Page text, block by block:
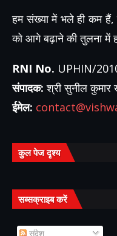
हम संख्या में भले ही कम हैं,
को आगे बढ़ाने की तुलना में
RNI No. UPHIN/
संपादक: श्री सुनील कुमार
ईमेल:
कुल पेज दृश्य
सब्सक्राइब करें
संदेश